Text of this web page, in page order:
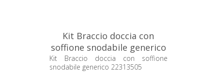
Kit Braccio doccia con
soffione snodabile generico
22313505
Kit Braccio doccia con soffione
snodabile generico 22313505